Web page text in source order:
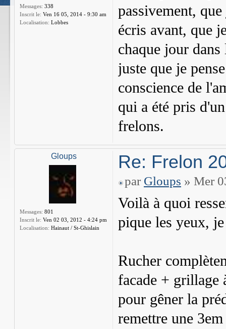
Messages: 338
Inscrit le: Ven 16 05, 2014 - 9:30 am
Localisation: Lobbes
passivement,
écris avant, que
chaque jour
juste que je
conscience de
qui a été pris
frelons.
Gloups
Messages: 801
Inscrit le: Ven 02 03, 2012 - 4:24 pm
Localisation: Hainaut / St-Ghislain
Re: Frelon
par Gloups » Mer
Voilà à quoi
pique les yeux,
Rucher
facade + grillage
pour gêner la
remettre une